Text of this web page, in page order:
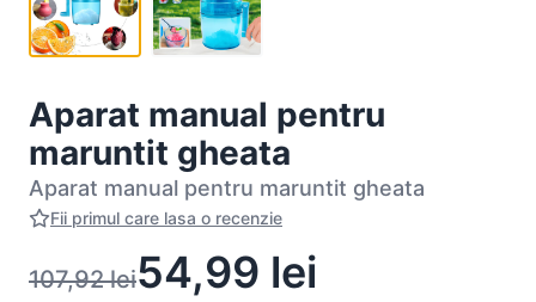
Aparat manual pentru
maruntit gheata
Aparat manual pentru maruntit gheata
Fii primul care lasa o recenzie
107,92lei54,99 lei